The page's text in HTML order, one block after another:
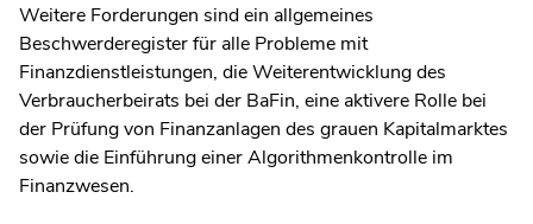
Weitere Forderungen sind ein allgemeines
Beschwerderegister für alle Probleme mit
Finanzdienstleistungen, die Weiterentwicklung des
Verbraucherbeirats bei der BaFin, eine aktivere Rolle bei
der Prüfung von Finanzanlagen des grauen Kapitalmarktes
sowie die Einführung einer Algorithmenkontrolle im
Finanzwesen.